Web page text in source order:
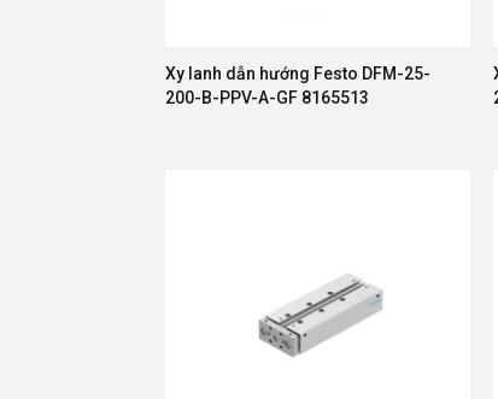
Xy lanh dẫn hướng Festo DFM-25-
200-B-PPV-A-GF 8165513